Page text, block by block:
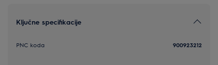
Ključne specifikacije
PNC koda 900923212